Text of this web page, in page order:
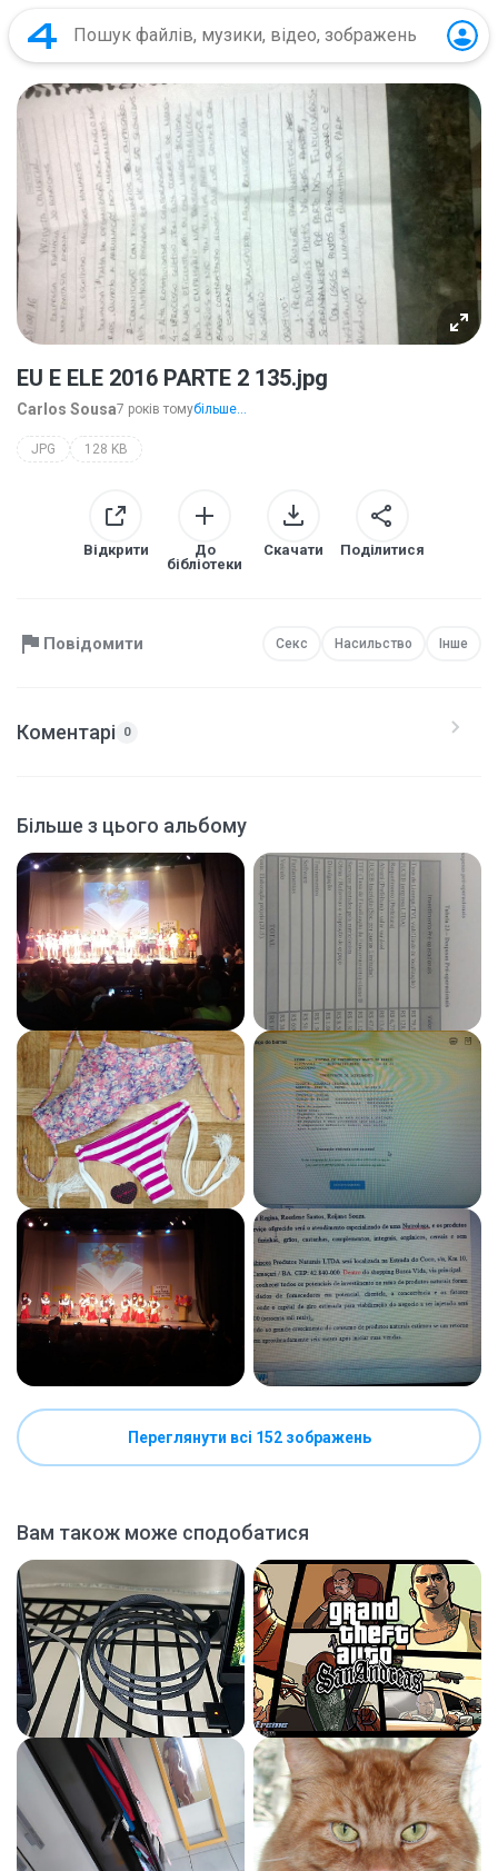
EU E ELE 2016 PARTE 2 135.jpg
Carlos Sousa7 років томубільше...
JPG 128 KB
Відкрити
До
бібліотеки
Скачати Поділитися
Повідомити Секс Насильство Інше
Коментарі 0
Більше з цього альбому
Переглянути всі 152 зображень
Вам також може сподобатися